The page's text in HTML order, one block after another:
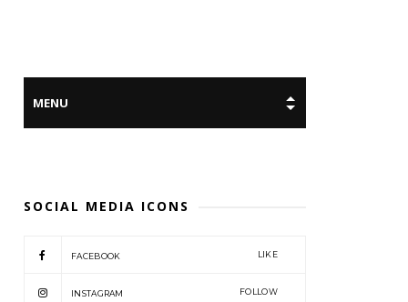
SOCIAL MEDIA ICONS
FACEBOOK LIKE
INSTAGRAM FOLLOW